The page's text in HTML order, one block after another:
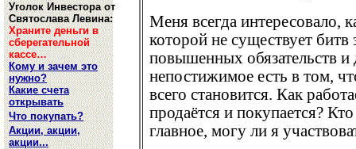
Уголок Инвестора от
Святослава Левина:
Храните деньги в
сберегательной
кассе…
Кому и зачем это
нужно?
Какие счета
открывать
Что покупать?
Акции, акции,
акции...
Меня всегда интересовало,
которой не существует
повышенных обязательств
непостижимое есть в том,
всего становится. Как
продаётся и покупается?
главное, могу ли я